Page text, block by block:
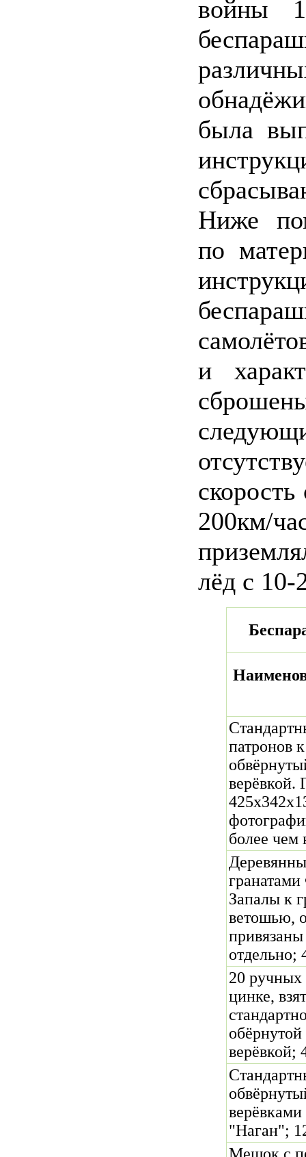
войны
была
Ниже
по
и
200км/
лёд с
патронов
верёвкой.
более чем
Запалы к
ветошью,
отдельно;
20 ручных
цинке,
верёвкой;
"Наган";
Мешок с